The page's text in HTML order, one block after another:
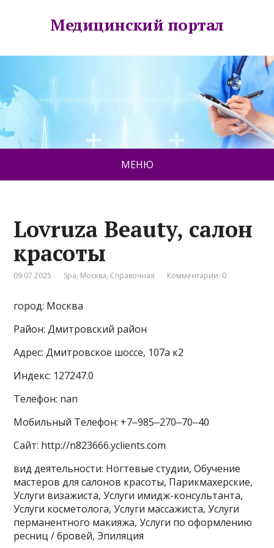
Медицинский портал
МЕНЮ
Lovruza Beauty, салон
красоты
09.07.2025 Spa, Москва, Справочная Комментарии: 0
город: Москва
Район: Дмитровский район
Адрес: Дмитровское шоссе, 107а к2
Индекс: 127247.0
Телефон: nan
Мобильный Телефон: +7‒985‒270‒70‒40
Сайт: http://n823666.yclients.com
вид деятельности: Ногтевые студии, Обучение
мастеров для салонов красоты, Парикмахерские,
Услуги визажиста, Услуги имидж-консультанта,
Услуги косметолога, Услуги массажиста, Услуги
перманентного макияжа, Услуги по оформлению
ресниц / бровей, Эпиляция